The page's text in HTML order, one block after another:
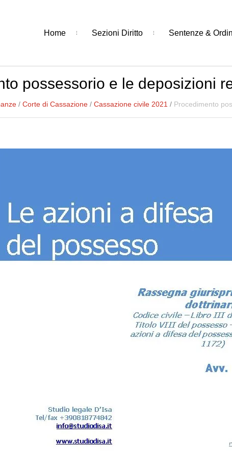
Home Sezioni Diritto Sentenze &
possessorio e le deposizioni
/ Corte di Cassazione / Cassazione civile 2021 / Procedimento